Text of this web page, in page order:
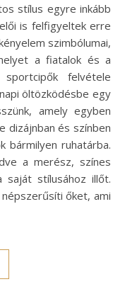
stílus egyre inkább
is felfigyeltek erre
szimbólumai,
a fiatalok és a
felvétele
öltözködésbe egy
amely egyben
dizájnban és színben
bármilyen ruhatárba.
a merész, színes
saját stílusához illőt.
őket, ami